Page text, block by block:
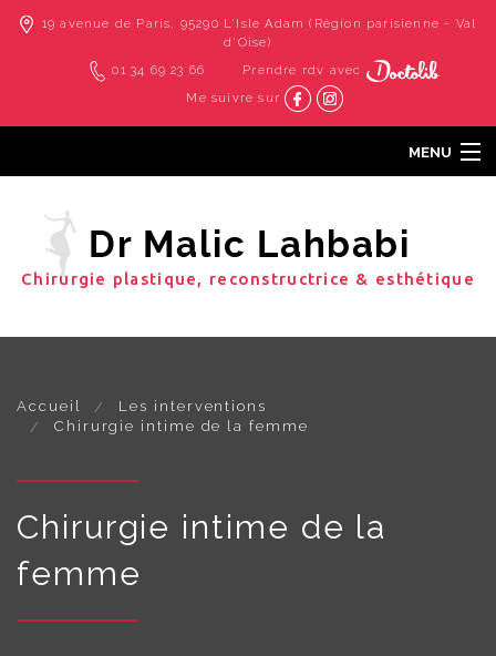
19 avenue de Paris, 95290 L'Isle Adam (Région parisienne - Val
d'Oise)
01 34 69 23 66
Prendre rdv avec
Me suivre sur
MENU
Dr Malic Lahbabi
Cabinet & cliniques
Les techniques douces
Contact
Chirurgie plastique, reconstructrice & esthétique
Accueil
Les interventions
Chirurgie intime de la femme
Chirurgie intime de la
femme